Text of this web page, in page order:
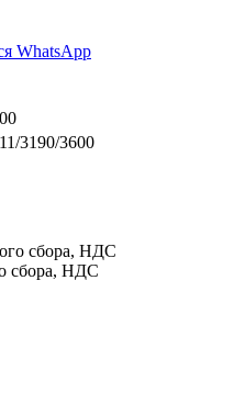
WhatsApp
3190/3600
сбора, НДС